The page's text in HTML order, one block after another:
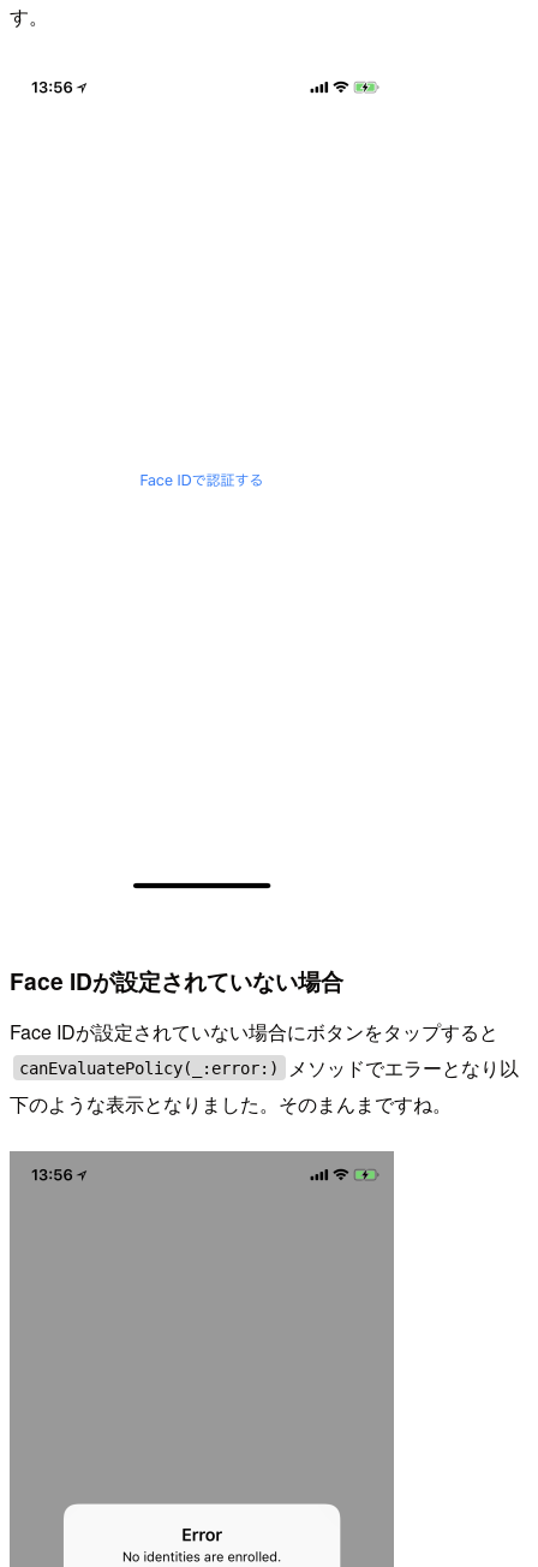
す。
Face IDが設定されていない場合
Face IDが設定されていない場合にボタンをタップすると
canEvaluatePolicy(_:error:)
メソッドでエラーとなり以
下のような表示となりました。そのまんまですね。